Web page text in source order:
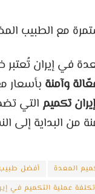
مع الطبيب
في إيران تُعتبر
وآمنة بأسعار
تكميم التي
من البداية إلى
المعدة
أفضل
تكلفة عملية التكميم في